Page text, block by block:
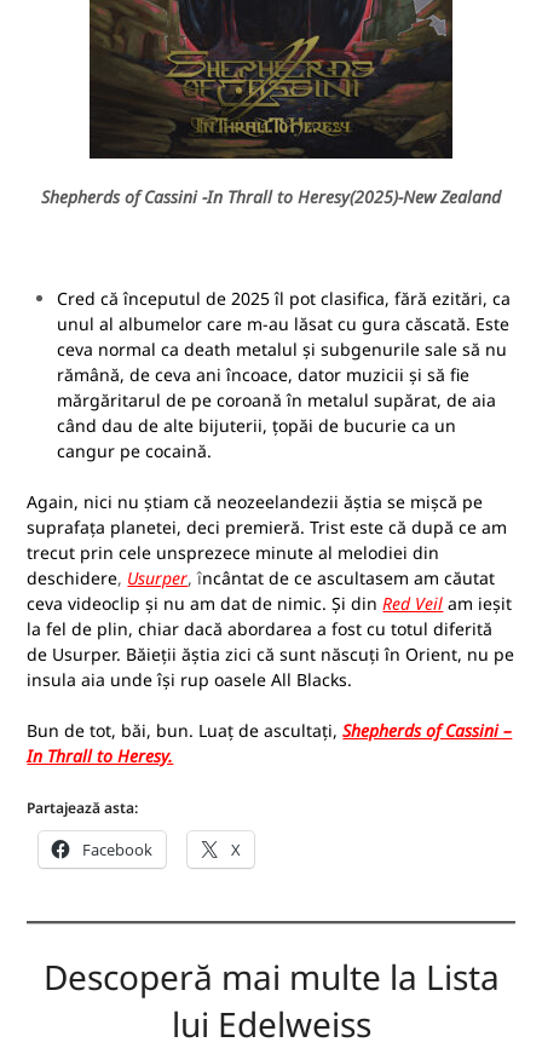
Shepherds of Cassini -In Thrall to Heresy(2025)-New Zealand
Cred că începutul de 2025 îl pot clasifica, fără ezitări, ca
unul al albumelor care m-au lăsat cu gura căscată. Este
ceva normal ca death metalul și subgenurile sale să nu
rămână, de ceva ani încoace, dator muzicii și să fie
mărgăritarul de pe coroană în metalul supărat, de aia
când dau de alte bijuterii, țopăi de bucurie ca un
cangur pe cocaină.
Again, nici nu știam că neozeelandezii ăștia se mișcă pe
suprafața planetei, deci premieră. Trist este că după ce am
trecut prin cele unsprezece minute al melodiei din
deschidere, Usurper, încântat de ce ascultasem am căutat
ceva videoclip și nu am dat de nimic. Și din Red Veil am ieșit
la fel de plin, chiar dacă abordarea a fost cu totul diferită
de Usurper. Băieții ăștia zici că sunt născuți în Orient, nu pe
insula aia unde își rup oasele All Blacks.
Bun de tot, băi, bun. Luaț de ascultați, Shepherds of Cassini –
In Thrall to Heresy.
Partajează asta:
Facebook X
Descoperă mai multe la Lista
lui Edelweiss